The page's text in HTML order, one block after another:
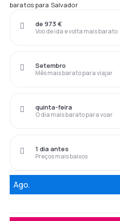
baratos para Salvador
Voo de ida e volta mais barato
de 973 €
Mês mais barato para viajar
Setembro
O dia mais barato para voar
quinta-feira
Preços mais baixos
1 dia antes
Ago.